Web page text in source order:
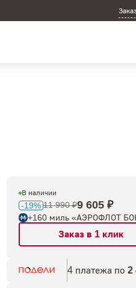
В наличии
-19% 11 990 ₽9 605 ₽
+160 миль «АЭРОФЛОТ
Заказ в 1 клик
4 платежа по 2